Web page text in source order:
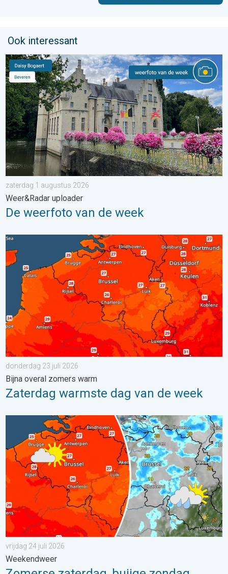
Ook interessant
De weerfoto van de week. Weer&Radar uploader. . . zaterdag
zaterdag 1 augustus 2026
Weer&Radar uploader
De weerfoto van de week
Zaterdag warmste dag van de week. Bijna overal zomers
donderdag 23 juli 2026
Bijna overal zomers warm
Zaterdag warmste dag van de week
Zomerse zaterdag, buiige zondag. Weekendweer. . . vrijdag
vrijdag 24 juli 2026
Weekendweer